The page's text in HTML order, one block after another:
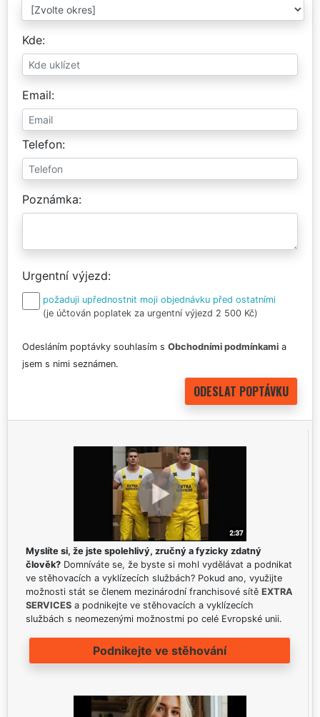
Kde
Email
Telefon
Poznámka
Urgentní výjezd
požaduji upřednostnit moji objednávku před ostatními
(je účtován poplatek za urgentní výjezd 2 500 Kč)
Odesláním poptávky souhlasím s Obchodními podmínkami a
jsem s nimi seznámen.
Myslíte si, že jste spolehlivý, zručný a fyzicky zdatný
člověk? Domníváte se, že byste si mohl vydělávat a podnikat
ve stěhovacích a vyklízecích službách? Pokud ano, využijte
možnosti stát se členem mezinárodní franchisové sítě EXTRA
SERVICES a podnikejte ve stěhovacích a vyklízecích
službách s neomezenými možnostmi po celé Evropské unii.
Podnikejte ve stěhování